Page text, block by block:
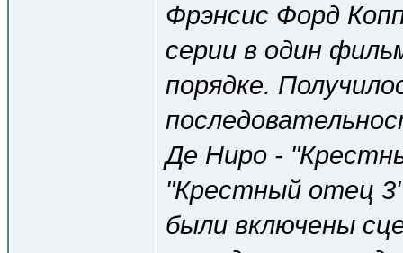
Фрэнсис Форд
серии в один
порядке.
Де Ниро -
"Крестный отец
были включены